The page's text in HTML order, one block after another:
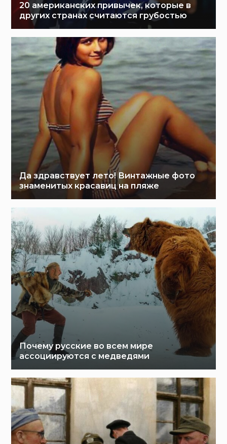
20 американских привычек, которые в
других странах считаются грубостью
Да здравствует лето! Винтажные фото
знаменитых красавиц на пляже
Почему русские во всем мире
ассоциируются с медведями